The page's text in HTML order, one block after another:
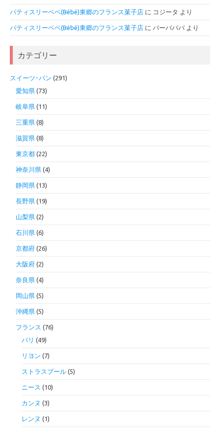
パティスリーベベ(Bébé)東郷のフランス菓子店 に コジータ より
パティスリーベベ(Bébé)東郷のフランス菓子店 に バーバパパ より
カテゴリー
スイーツ･パン (291)
愛知県 (73)
岐阜県 (11)
三重県 (8)
滋賀県 (8)
東京都 (22)
神奈川県 (4)
静岡県 (13)
長野県 (19)
山梨県 (2)
石川県 (6)
京都府 (26)
大阪府 (2)
奈良県 (4)
岡山県 (5)
沖縄県 (5)
フランス (76)
パリ (49)
リヨン (7)
ストラスブール (5)
ニース (10)
カンヌ (3)
レンヌ (1)